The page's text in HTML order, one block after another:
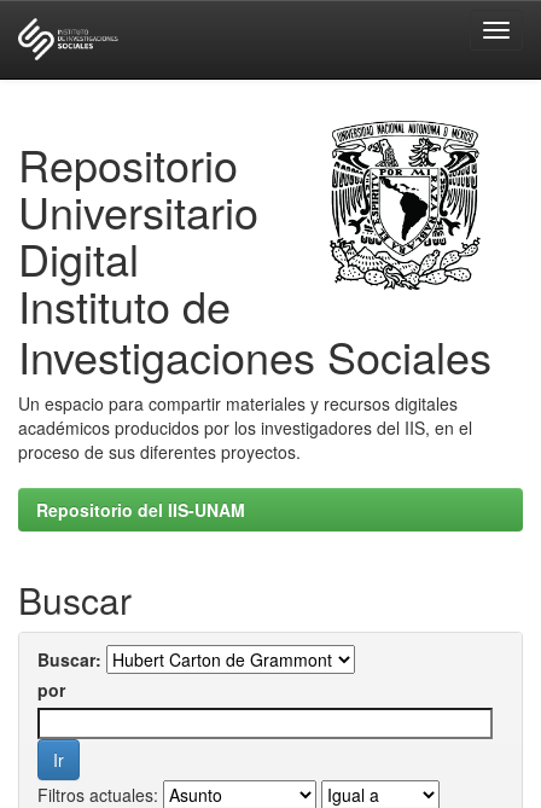
Repositorio
Universitario
Digital
Instituto de
Investigaciones Sociales
Un espacio para compartir materiales y recursos digitales
académicos producidos por los investigadores del IIS, en el
proceso de sus diferentes proyectos.
Repositorio del IIS-UNAM
Buscar
Buscar:
por
Filtros actuales: